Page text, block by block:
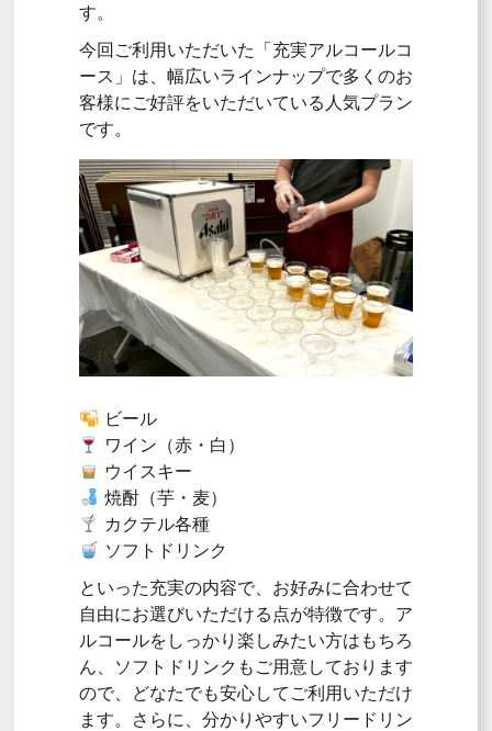
す。
今回ご利用いただいた「充実アルコールコ
ース」は、幅広いラインナップで多くのお
客様にご好評をいただいている人気プラン
です。
ビール
ワイン（赤・白）
ウイスキー
焼酎（芋・麦）
カクテル各種
ソフトドリンク
といった充実の内容で、お好みに合わせて
自由にお選びいただける点が特徴です。ア
ルコールをしっかり楽しみたい方はもちろ
ん、ソフトドリンクもご用意しております
ので、どなたでも安心してご利用いただけ
ます。さらに、分かりやすいフリードリン